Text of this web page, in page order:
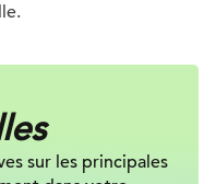
sur les principales